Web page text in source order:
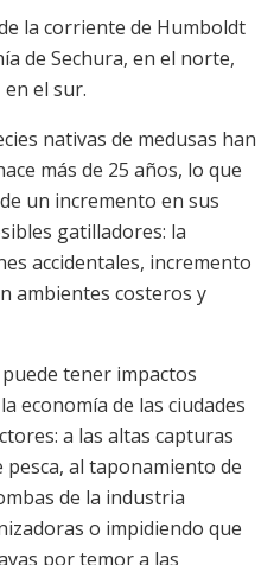
la corriente de Humboldt
de Sechura, en el norte,
el sur.
nativas de medusas han
más de 25 años, lo que
un incremento en sus
gatilladores: la
accidentales, incremento
ambientes costeros y
tener impactos
economía de las ciudades
a las altas capturas
pesca, al taponamiento de
de la industria
o impidiendo que
por temor a las